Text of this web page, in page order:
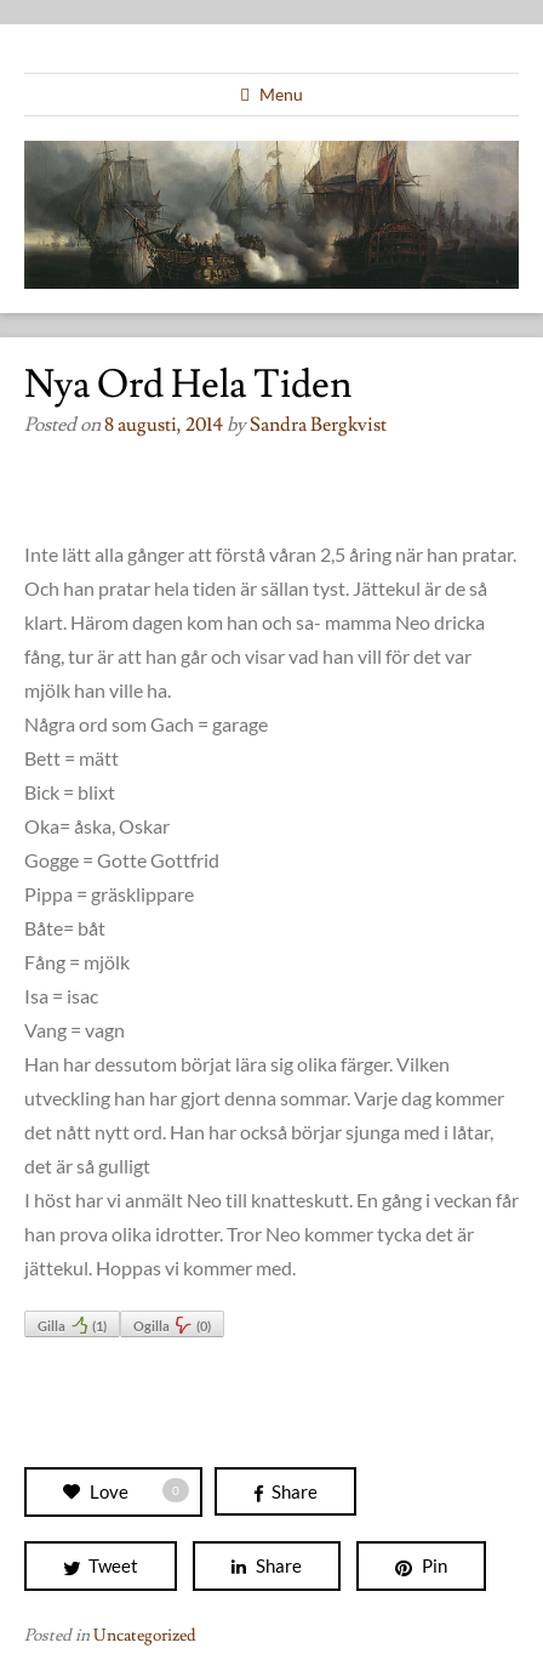
Menu
Nya Ord Hela Tiden
Posted on8 augusti, 2014 bySandra Bergkvist
Inte lätt alla gånger att förstå våran 2,5 åring när han pratar.
Och han pratar hela tiden är sällan tyst. Jättekul är de så
klart. Härom dagen kom han och sa- mamma Neo dricka
fång, tur är att han går och visar vad han vill för det var
mjölk han ville ha.
Några ord som Gach = garage
Bett = mätt
Bick = blixt
Oka= åska, Oskar
Gogge = Gotte Gottfrid
Pippa = gräsklippare
Båte= båt
Fång = mjölk
Isa = isac
Vang = vagn
Han har dessutom börjat lära sig olika färger. Vilken
utveckling han har gjort denna sommar. Varje dag kommer
det nått nytt ord. Han har också börjar sjunga med i låtar,
det är så gulligt
I höst har vi anmält Neo till knatteskutt. En gång i veckan får
han prova olika idrotter. Tror Neo kommer tycka det är
jättekul. Hoppas vi kommer med.
Gilla (1) Ogilla (0)
Love 0 Share
Tweet Share Pin
Posted inUncategorized